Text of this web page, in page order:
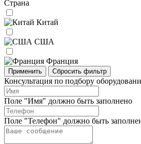
Страна
Китай
США
Франция
Применить Сбросить фильтр
Консультация по подбору
Поле "Имя" должно быть заполнено
Поле "Телефон" должно быть